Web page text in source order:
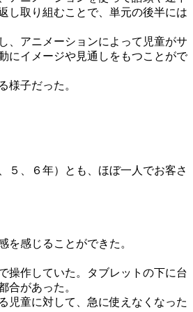
し取り組むことで、単元の後半には
、アニメーションによって児童がサ
にイメージや見通しをもつことがで
様子だった。
５、６年）とも、ほぼ一人でお客さ
感じることができた。
操作していた。タブレットの下に台
合があった。
児童に対して、急に使えなくなった